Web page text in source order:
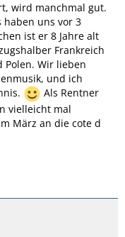
wird manchmal gut.
haben uns vor 3
ist er 8 Jahre alt
Frankreich
Wir lieben
und ich
Als Rentner
vielleicht mal
März an die cote d